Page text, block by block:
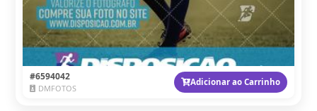
#6594042
DMFOTOS
Adicionar ao Carrinho